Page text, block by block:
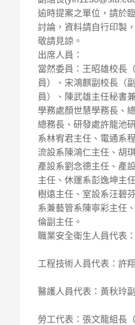
逾時提案之單位，請於
討論，資料請自行印製
敬請見諒。
出席人員：
當然委員：王昭雄校長
員）、宋鴻麒副校長（
員）、陳武雄主任秘書
學務處顏世慧學務長、
總務長、研發處許龍池
系林宥君主任、電通系
流設系陳鴻仁主任、胡
產設系劉念德主任、產
主任、休運系彭逸坤主
樹遠主任、室設系汪碧
系兼藝管系陳寧彩主任
倫副主任。
職業安全衛生人員代表
工程技術人員代表：許
醫護人員代表：黃秋玲
勞工代表：張文龍組長